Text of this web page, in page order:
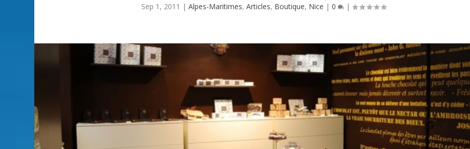
Sep 1, 2011 | Alpes-Maritimes, Articles, Boutique, Nice | 0 |